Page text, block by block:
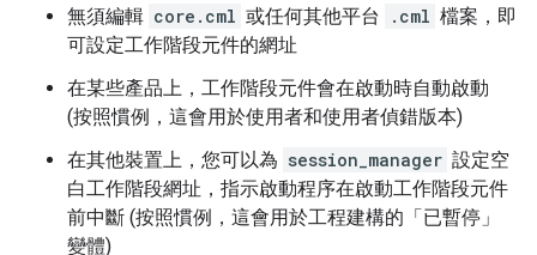
無須編輯 core.cml 或任何其他平台 .cml 檔案，即
可設定工作階段元件的網址
在某些產品上，工作階段元件會在啟動時自動啟動
(按照慣例，這會用於使用者和使用者偵錯版本)
在其他裝置上，您可以為 session_manager 設定空
白工作階段網址，指示啟動程序在啟動工作階段元件
前中斷 (按照慣例，這會用於工程建構的「已暫停」
變體)